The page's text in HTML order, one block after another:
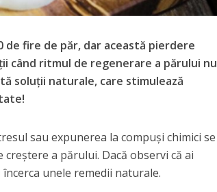
de fire de păr, dar această pierdere
când ritmul de regenerare a părului nu
soluţii naturale, care stimulează
sau expunerea la compuşi chimici se
a părului. Dacă observi că ai
unele remedii naturale.